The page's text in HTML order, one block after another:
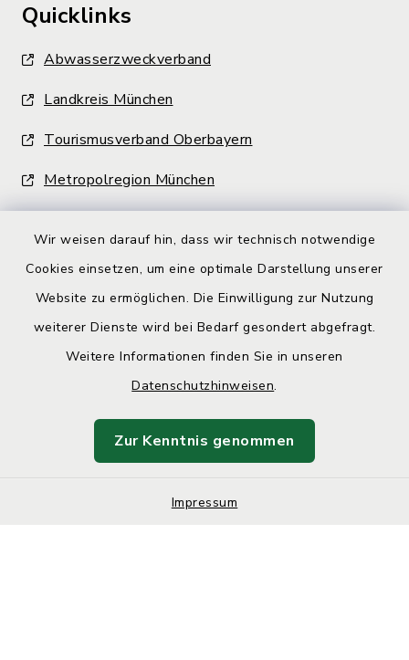
Wir weisen darauf hin, dass wir technisch notwendige
Cookies einsetzen, um eine optimale Darstellung unserer
Website zu ermöglichen. Die Einwilligung zur Nutzung
weiterer Dienste wird bei Bedarf gesondert abgefragt.
Weitere Informationen finden Sie in unseren
Datenschutzhinweisen.
Zur Kenntnis genommen
Impressum
Quicklinks
Abwasserzweckverband
Landkreis München
Tourismusverband Oberbayern
Metropolregion München
Barrierefreiheit
Impressum
Sitemap